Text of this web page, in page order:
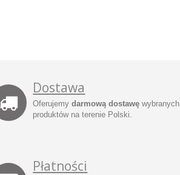
Dostawa
Oferujemydarmową dostawę wybranych
produktów na terenie Polski.
Płatności